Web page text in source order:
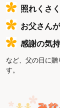
照れくさ
お父さん
感謝の気
など、父の日に
す。